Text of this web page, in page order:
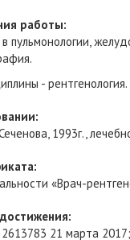
работы:
пульмонологии,
- рентгенология.
1993г.,
«Врач-
21 марта